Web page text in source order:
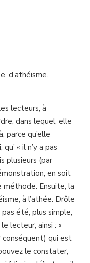
d’athéisme.
lecteurs, à
dans lequel, elle
parce qu’elle
« il n’y a pas
plusieurs (par
en soit
méthode. Ensuite, la
à l’athée. Drôle
pas été, plus simple,
lecteur, ainsi : «
conséquent) qui est
le constater,